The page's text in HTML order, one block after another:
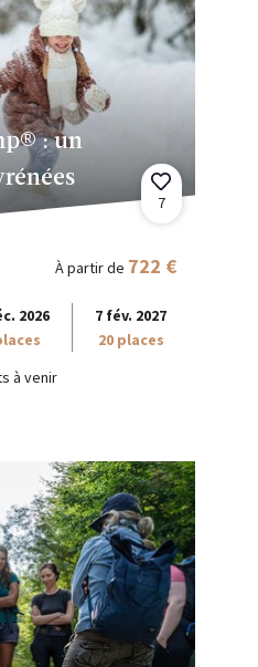
: un
7
À partir de 722 €
2026
7 fév. 2027
20 places
à venir